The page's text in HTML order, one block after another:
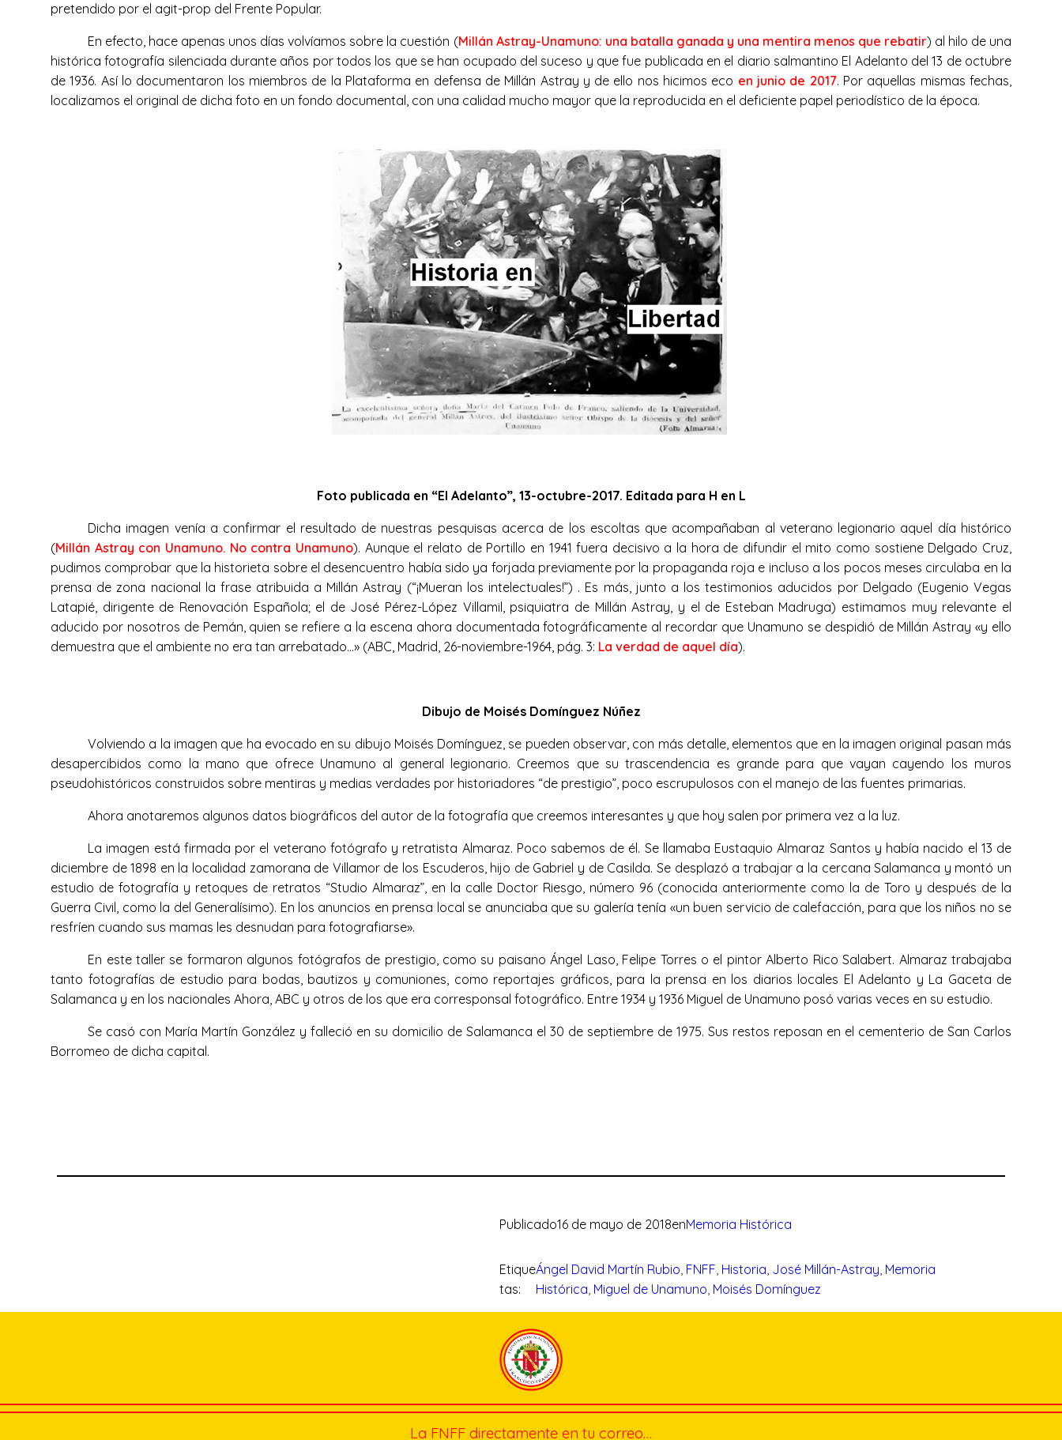
pretendido por el agit-prop del Frente Popular.
En efecto, hace apenas unos días volvíamos sobre la cuestión (Millán Astray-Unamuno: una batalla ganada y una mentira menos que rebatir) al hilo de una
histórica fotografía silenciada durante años por todos los que se han ocupado del suceso y que fue publicada en el diario salmantino El Adelanto del 13 de octubre
de 1936. Así lo documentaron los miembros de la Plataforma en defensa de Millán Astray y de ello nos hicimos eco en junio de 2017. Por aquellas mismas fechas,
localizamos el original de dicha foto en un fondo documental, con una calidad mucho mayor que la reproducida en el deficiente papel periodístico de la época.
Foto publicada en “El Adelanto”, 13-octubre-2017. Editada para H en L
Dicha imagen venía a confirmar el resultado de nuestras pesquisas acerca de los escoltas que acompañaban al veterano legionario aquel día histórico
(Millán Astray con Unamuno. No contra Unamuno). Aunque el relato de Portillo en 1941 fuera decisivo a la hora de difundir el mito como sostiene Delgado Cruz,
pudimos comprobar que la historieta sobre el desencuentro había sido ya forjada previamente por la propaganda roja e incluso a los pocos meses circulaba en la
prensa de zona nacional la frase atribuida a Millán Astray (“¡Mueran los intelectuales!”) . Es más, junto a los testimonios aducidos por Delgado (Eugenio Vegas
Latapié, dirigente de Renovación Española; el de José Pérez-López Villamil, psiquiatra de Millán Astray, y el de Esteban Madruga) estimamos muy relevante el
aducido por nosotros de Pemán, quien se refiere a la escena ahora documentada fotográficamente al recordar que Unamuno se despidió de Millán Astray «y ello
demuestra que el ambiente no era tan arrebatado…» (ABC, Madrid, 26-noviembre-1964, pág. 3: La verdad de aquel día).
Dibujo de Moisés Domínguez Núñez
Volviendo a la imagen que ha evocado en su dibujo Moisés Domínguez, se pueden observar, con más detalle, elementos que en la imagen original pasan más
desapercibidos como la mano que ofrece Unamuno al general legionario. Creemos que su trascendencia es grande para que vayan cayendo los muros
pseudohistóricos construidos sobre mentiras y medias verdades por historiadores “de prestigio”, poco escrupulosos con el manejo de las fuentes primarias.
Ahora anotaremos algunos datos biográficos del autor de la fotografía que creemos interesantes y que hoy salen por primera vez a la luz.
La imagen está firmada por el veterano fotógrafo y retratista Almaraz. Poco sabemos de él. Se llamaba Eustaquio Almaraz Santos y había nacido el 13 de
diciembre de 1898 en la localidad zamorana de Villamor de los Escuderos, hijo de Gabriel y de Casilda. Se desplazó a trabajar a la cercana Salamanca y montó un
estudio de fotografía y retoques de retratos “Studio Almaraz”, en la calle Doctor Riesgo, número 96 (conocida anteriormente como la de Toro y después de la
Guerra Civil, como la del Generalísimo). En los anuncios en prensa local se anunciaba que su galería tenía «un buen servicio de calefacción, para que los niños no se
resfríen cuando sus mamas les desnudan para fotografiarse».
En este taller se formaron algunos fotógrafos de prestigio, como su paisano Ángel Laso, Felipe Torres o el pintor Alberto Rico Salabert. Almaraz trabajaba
tanto fotografías de estudio para bodas, bautizos y comuniones, como reportajes gráficos, para la prensa en los diarios locales El Adelanto y La Gaceta de
Salamanca y en los nacionales Ahora, ABC y otros de los que era corresponsal fotográfico. Entre 1934 y 1936 Miguel de Unamuno posó varias veces en su estudio.
Se casó con María Martín González y falleció en su domicilio de Salamanca el 30 de septiembre de 1975. Sus restos reposan en el cementerio de San Carlos
Borromeo de dicha capital.
Publicado16 de mayo de 2018enMemoria Histórica
Etique
tas:
Ángel David Martín Rubio, FNFF, Historia, José Millán-Astray, Memoria
Histórica, Miguel de Unamuno, Moisés Domínguez
La FNFF directamente en tu correo…